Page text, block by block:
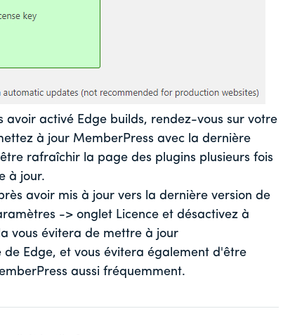
activé Edge builds, rendez-vous sur votre
à jour MemberPress avec la dernière
rafraîchir la page des plugins plusieurs fois
à jour.
avoir mis à jour vers la dernière version de
-> onglet Licence et désactivez à
vous évitera de mettre à jour
Edge, et vous évitera également d'être
aussi fréquemment.